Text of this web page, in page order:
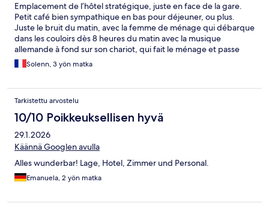
Emplacement de l’hôtel stratégique, juste en face de la gare.
Petit café bien sympathique en bas pour déjeuner, ou plus.
Juste le bruit du matin, avec la femme de ménage qui débarque
dans les couloirs dès 8 heures du matin avec la musique
allemande à fond sur son chariot, qui fait le ménage et passe
l’aspirateur dans la chambre d’à côté porte ouverte - On a bien
compris qu’il fallait qu’on libère la place. Sur 3 nuits passées ici ils
Solenn, 3 yön matka
Tarkistettu arvostelu
10/10 Poikkeuksellisen hyvä
29.1.2026
Käännä Googlen avulla
Alles wunderbar! Lage, Hotel, Zimmer und Personal.
Emanuela, 2 yön matka